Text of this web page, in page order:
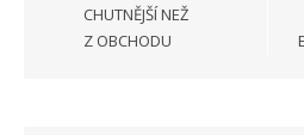
CHUTNĚJŠÍ NEŽ
Z OBCHODU